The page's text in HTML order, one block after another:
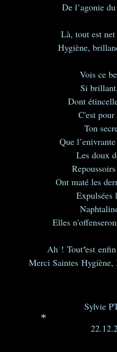
*
De l’agonie
Là, tout est
Hygiène,
Vois ce
Si
Dont
C'est
Ton
Que
Les doux
Ont maté les
Expulsées
Elles
Ah ! Tout est
Merci Saintes
Sylvie